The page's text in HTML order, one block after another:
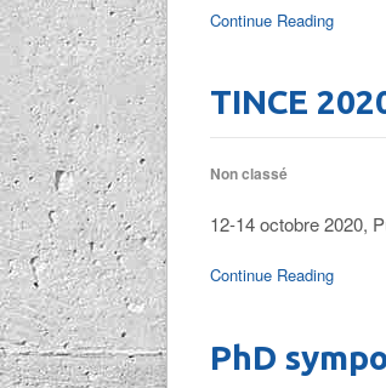
Continue Reading
TINCE
Non classé
12-14 octobre 2020,
Continue Reading
PhD